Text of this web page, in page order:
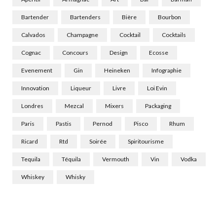
Bartender Bartenders Bière Bourbon
Calvados Champagne Cocktail Cocktails
Cognac Concours Design Ecosse
Evenement Gin Heineken Infographie
Innovation Liqueur Livre Loi Evin
Londres Mezcal Mixers Packaging
Paris Pastis Pernod Pisco Rhum
Ricard Rtd Soirée Spiritourisme
Tequila Téquila Vermouth Vin Vodka
Whiskey Whisky